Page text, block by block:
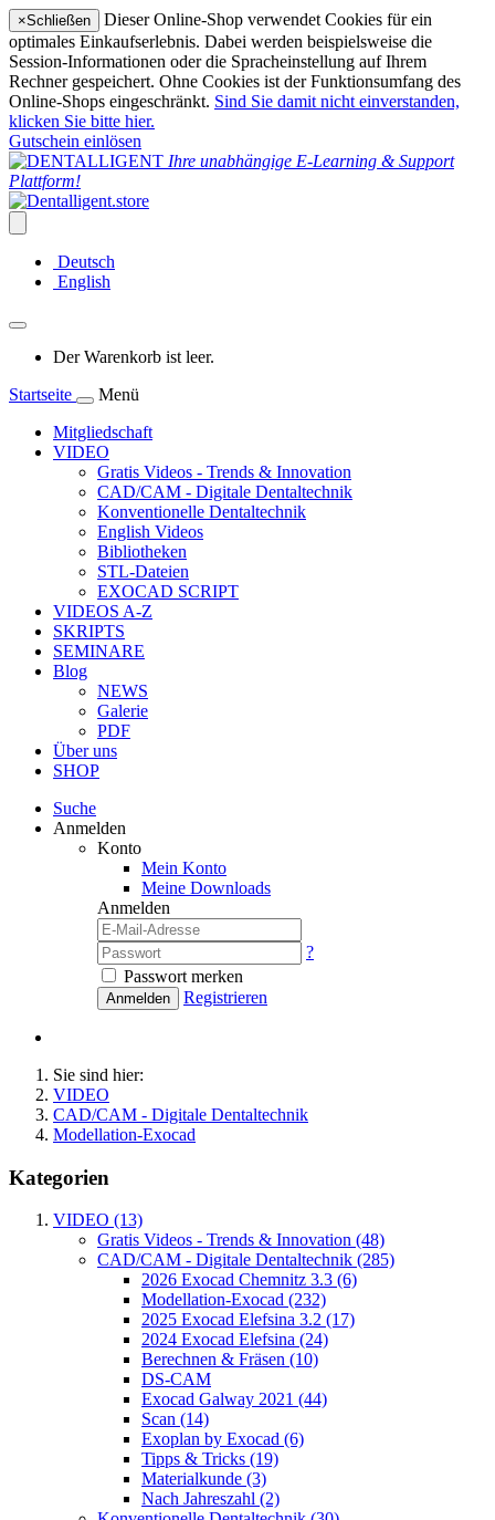
×Schließen
Dieser Online-Shop verwendet Cookies für ein
optimales Einkaufserlebnis. Dabei werden beispielsweise die
Session-Informationen oder die Spracheinstellung auf Ihrem
Rechner gespeichert. Ohne Cookies ist der Funktionsumfang des
Online-Shops eingeschränkt. Sind Sie damit nicht einverstanden,
klicken Sie bitte hier.
Gutschein einlösen
Ihre unabhängige E-Learning & Support
Plattform!
Deutsch
English
Der Warenkorb ist leer.
Startseite
Menü
Mitgliedschaft
VIDEO
Gratis Videos - Trends & Innovation
CAD/CAM - Digitale Dentaltechnik
Konventionelle Dentaltechnik
English Videos
Bibliotheken
STL-Dateien
EXOCAD SCRIPT
VIDEOS A-Z
SKRIPTS
SEMINARE
Blog
NEWS
Galerie
PDF
Über uns
SHOP
Suche
Anmelden
Konto
Mein Konto
Meine Downloads
Anmelden
?
Passwort merken
Anmelden Registrieren
Sie sind hier:
VIDEO
CAD/CAM - Digitale Dentaltechnik
Modellation-Exocad
Kategorien
VIDEO (13)
Gratis Videos - Trends & Innovation (48)
CAD/CAM - Digitale Dentaltechnik (285)
2026 Exocad Chemnitz 3.3 (6)
Modellation-Exocad (232)
2025 Exocad Elefsina 3.2 (17)
2024 Exocad Elefsina (24)
Berechnen & Fräsen (10)
DS-CAM
Exocad Galway 2021 (44)
Scan (14)
Exoplan by Exocad (6)
Tipps & Tricks (19)
Materialkunde (3)
Nach Jahreszahl (2)